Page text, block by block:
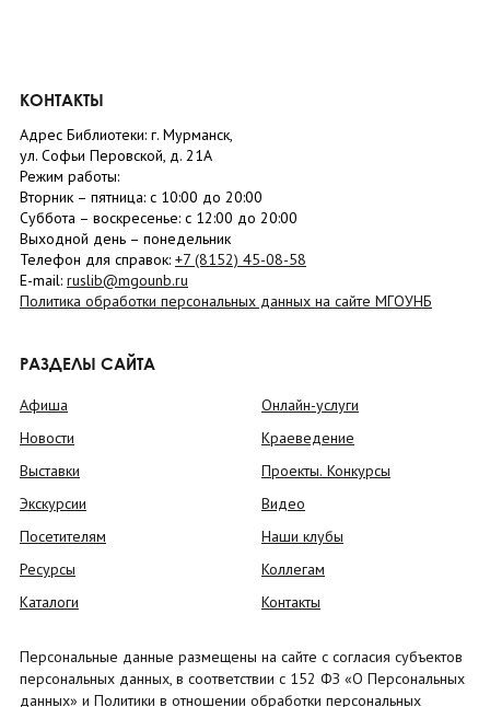
КОНТАКТЫ
Адрес Библиотеки: г. Мурманск,
ул. Софьи Перовской, д. 21А
Режим работы:
Вторник – пятница: с 10:00 до 20:00
Суббота – воскресенье: c 12:00 до 20:00
Выходной день – понедельник
Телефон для справок: +7 (8152) 45-08-58
E-mail: ruslib@mgounb.ru
Политика обработки персональных данных на сайте МГОУНБ
РАЗДЕЛЫ САЙТА
Афиша
Новости
Выставки
Экскурсии
Посетителям
Ресурсы
Каталоги
Онлайн-услуги
Краеведение
Проекты. Конкурсы
Видео
Наши клубы
Коллегам
Контакты
Персональные данные размещены на сайте с согласия субъектов
персональных данных, в соответствии с 152 ФЗ «О Персональных
данных» и Политики в отношении обработки персональных